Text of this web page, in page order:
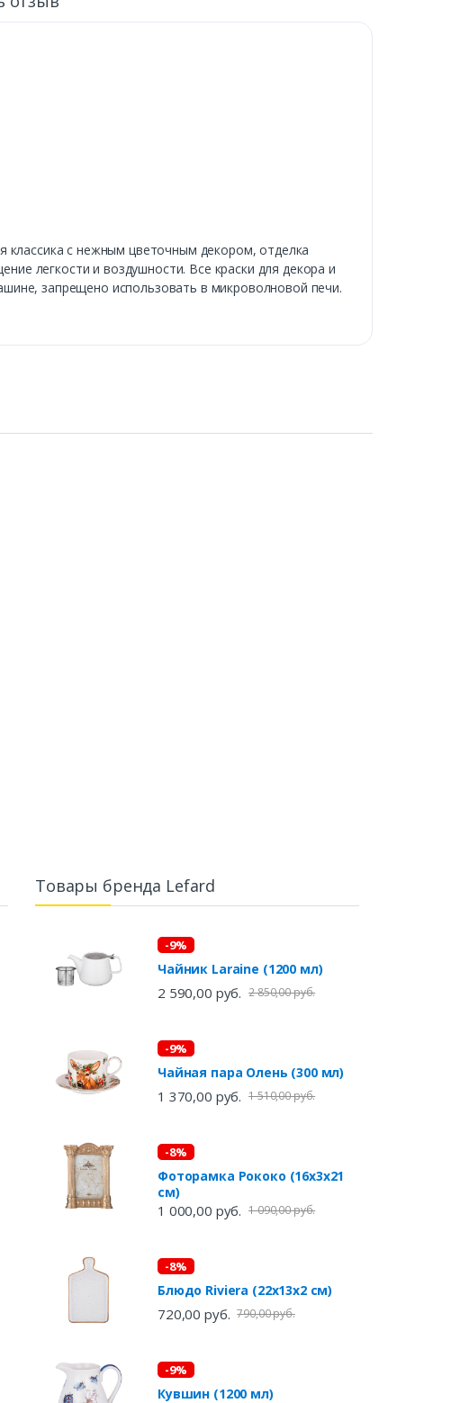
классика с нежным цветочным декором, отделка
легкости и воздушности. Все краски для декора и
запрещено использовать в микроволновой печи.
Товары бренда Lefard
-9%
Чайник Laraine (1200 мл)
2 590,00 руб. 2 850,00 руб.
-9%
Чайная пара Олень (300 мл)
1 370,00 руб. 1 510,00 руб.
-8%
Фоторамка Рококо (16х3х21
см)
1 000,00 руб. 1 090,00 руб.
-8%
Блюдо Riviera (22х13х2 см)
720,00 руб. 790,00 руб.
-9%
Кувшин (1200 мл)